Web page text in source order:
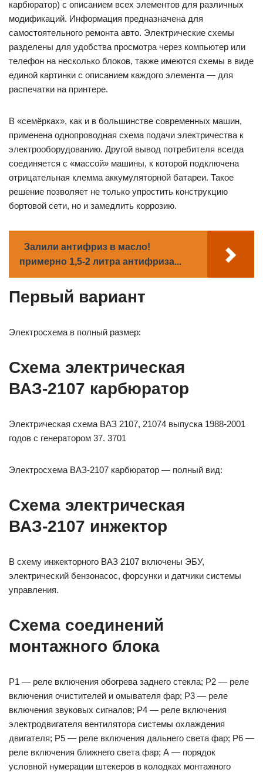
карбюратор) с описанием всех элементов для различных
модификаций. Информация предназначена для
самостоятельного ремонта авто. Электрические схемы
разделены для удобства просмотра через компьютер или
телефон на несколько блоков, также имеются схемы в виде
единой картинки с описанием каждого элемента — для
распечатки на принтере.
В «семёрках», как и в большинстве современных машин,
применена однопроводная схема подачи электричества к
электрооборудованию. Другой вывод потребителя всегда
соединяется с «массой» машины, к которой подключена
отрицательная клемма аккумуляторной батареи. Такое
решение позволяет не только упростить конструкцию
бортовой сети, но и замедлить коррозию.
Залили антифриз в масло!
примерно 1,5-2 литра антифриза...
Первый вариант
Электросхема в полный размер:
Схема электрическая
ВАЗ-2107 карбюратор
Электрическая схема ВАЗ 2107, 21074 выпуска 1988-2001
годов с генератором 37. 3701
Электросхема ВАЗ-2107 карбюратор — полный вид:
Схема электрическая
ВАЗ-2107 инжектор
В схему инжекторного ВАЗ 2107 включены ЭБУ,
электрический бензонасос, форсунки и датчики системы
управления.
Схема соединений
монтажного блока
Р1 — реле включения обогрева заднего стекла; Р2 — реле
включения очистителей и омывателя фар; Р3 — реле
включения звуковых сигналов; Р4 — реле включения
электродвигателя вентилятора системы охлаждения
двигателя; Р5 — реле включения дальнего света фар; Р6 —
реле включения ближнего света фар; А — порядок
условной нумерации штекеров в колодках монтажного